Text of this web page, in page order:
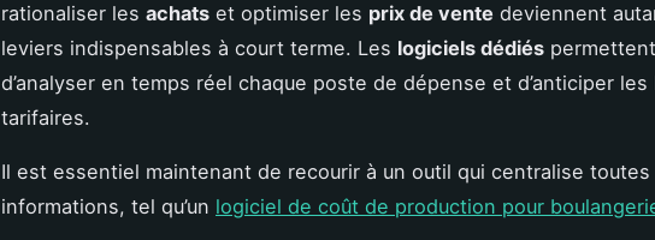
rationaliser les achats et optimiser les prix de vente deviennent
leviers indispensables à court terme. Les logiciels dédiés
d’analyser en temps réel chaque poste de dépense et d’anticiper les
tarifaires.
Il est essentiel maintenant de recourir à un outil qui centralise toutes
informations, tel qu’un logiciel de coût de production pour